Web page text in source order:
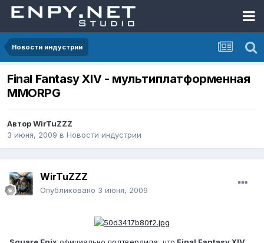
Новости индустрии
Final Fantasy XIV - мультиплатформенная
MMORPG
АвторWirTuZZZ
3 июня, 2009 в Новости индустрии
WirTuZZZ
Опубликовано 3 июня, 2009